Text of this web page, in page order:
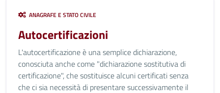
ANAGRAFE E STATO CIVILE
Autocertificazioni
L'autocertificazione è una semplice dichiarazione,
conosciuta anche come "dichiarazione sostitutiva di
certificazione", che sostituisce alcuni certificati senza
che ci sia necessità di presentare successivamente il